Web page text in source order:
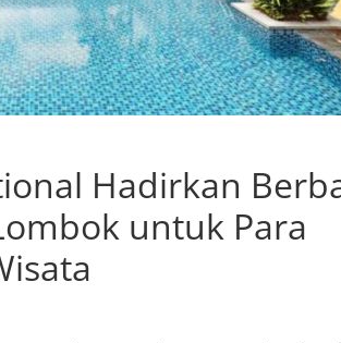
Hadirkan
untuk Para